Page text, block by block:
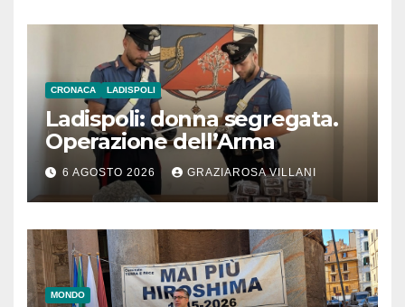
CRONACA LADISPOLI
Ladispoli: donna segregata.
Operazione dell’Arma
6 AGOSTO 2026 GRAZIAROSA VILLANI
MONDO